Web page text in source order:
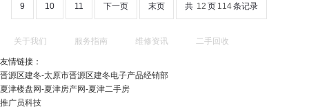
9 10 11 下一页 末页 共 12 页 114条记录
关于我们 服务指南 维修资讯 二手回收
友情链接：
晋源区建冬-太原市晋源区建冬电子产品经销部
夏津楼盘网-夏津房产网-夏津二手房
推广员科技